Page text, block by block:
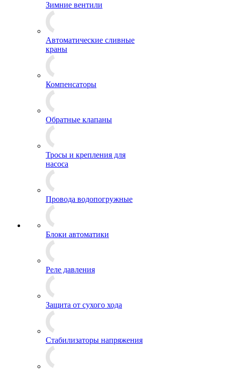
Зимние вентили
Автоматические сливные
краны
Компенсаторы
Обратные клапаны
Тросы и крепления для
насоса
Провода водопогружные
Блоки автоматики
Реле давления
Защита от сухого хода
Стабилизаторы напряжения